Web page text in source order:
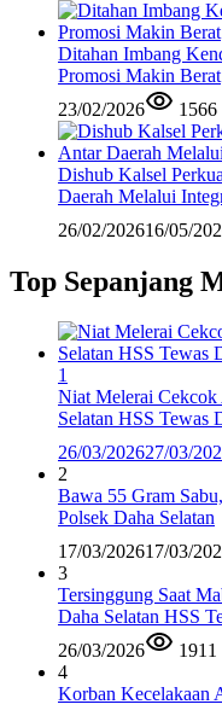
Ditahan Imbang
Promosi Makin Berat
23/02/2026
1566
Dishub Kalsel
Daerah Melalui
26/02/202616/05/
Top Sepanjang
1
Niat Melerai
Selatan HSS Tewas
26/03/202627/03/
2
Bawa 55 Gram
Polsek Daha Selatan
17/03/202617/03/
3
Tersinggung Saat
Daha Selatan HSS
26/03/2026
1911
4
Korban Kecelakaan